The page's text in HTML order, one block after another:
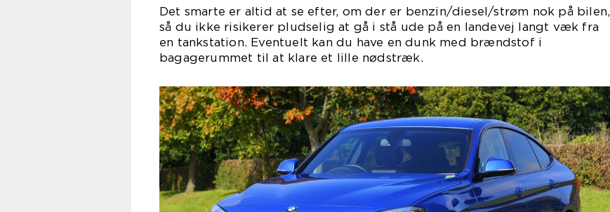
Det smarte er altid at se efter, om der er benzin/diesel/strøm nok på bilen,
så du ikke risikerer pludselig at gå i stå ude på en landevej langt væk fra
en tankstation. Eventuelt kan du have en dunk med brændstof i
bagagerummet til at klare et lille nødstræk.